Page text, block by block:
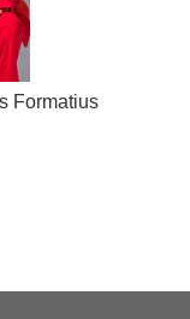
Formatius